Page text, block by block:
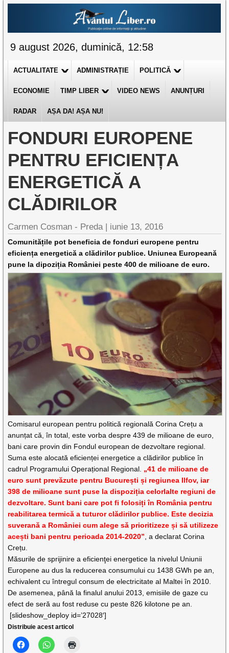
9 august 2026, duminică, 12:58
ACTUALITATE ADMINISTRAȚIE POLITICĂ
ECONOMIE TIMP LIBER VIDEO NEWS ANUNȚURI
RADAR AȘA DA! AȘA NU!
FONDURI EUROPENE
PENTRU EFICIENȚA
ENERGETICĂ A
CLĂDIRILOR
Carmen Cosman - Preda | iunie 13, 2016
Comunitățile pot beneficia de fonduri europene pentru
eficiența energetică a clădirilor publice. Uniunea Europeană
pune la dipoziția României peste 400 de milioane de euro.
Comisarul european pentru politică regională Corina Crețu a
anunțat că, în total, este vorba despre 439 de milioane de euro,
bani care provin din Fondul european de dezvoltare regional.
Suma este alocată eficienței energetice a clădirilor publice în
cadrul Programului Operațional Regional. „41 de milioane de
euro sunt prevăzute pentru București și regiunea Ilfov, iar
398 de milioane sunt puse la dispoziția celorlalte regiuni de
dezvoltare. Sunt bani care pot fi folosiți în România pentru
reabilitarea termică a tuturor clădirilor publice. Este decizia
suverană a României cum alege să prioritizeze și să utilizeze
acești bani pentru perioada 2014-2020” , a declarat Corina
Crețu.
Măsurile de sprijinire a eficienţei energetice la nivelul Uniunii
Europene au dus la reducerea consumului cu 1438 GWh pe an,
echivalent cu întregul consum de electricitate al Maltei în 2010.
De asemenea, până la finalul anului 2013, emisiile de gaze cu
efect de seră au fost reduse cu peste 826 kilotone pe an.
[slideshow_deploy id=’27028′]
Distribuie acest articol